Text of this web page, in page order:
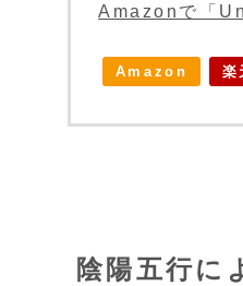
Amazonで「
Amazon 楽
陰陽五行に